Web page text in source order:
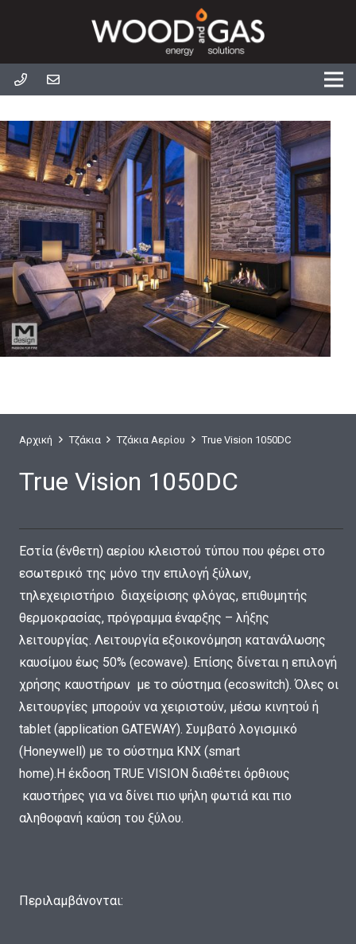
Αρχική Τζάκια Τζάκια Αερίου True Vision 1050DC
True Vision 1050DC
Εστία (ένθετη) αερίου κλειστού τύπου που φέρει στο
εσωτερικό της μόνο την επιλογή ξύλων,
τηλεχειριστήριο διαχείρισης φλόγας, επιθυμητής
θερμοκρασίας, πρόγραμμα έναρξης – λήξης
λειτουργίας. Λειτουργία εξοικονόμηση κατανάλωσης
καυσίμου έως 50% (ecowave). Επίσης δίνεται η επιλογή
χρήσης καυστήρων με το σύστημα (ecoswitch). Όλες οι
λειτουργίες μπορούν να χειριστούν, μέσω κινητού ή
tablet (application GATEWAY). Συμβατό λογισμικό
(Honeywell) με το σύστημα ΚΝΧ (smart
home). H έκδοση TRUE VISION διαθέτει όρθιους
καυστήρες για να δίνει πιο ψήλη φωτιά και πιο
αληθοφανή καύση του ξύλου.
Περιλαμβάνονται: